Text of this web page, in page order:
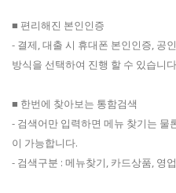
■ 편리해진 본인인증
- 결제, 대출 시 휴대폰 본인인증, 공
방식을 선택하여 진행 할 수 있습니
■ 한번에 찾아보는 통함검색
- 검색어만 입력하면 메뉴 찾기는 물
이 가능합니다.
- 검색구분 : 메뉴찾기, 카드상품, 영